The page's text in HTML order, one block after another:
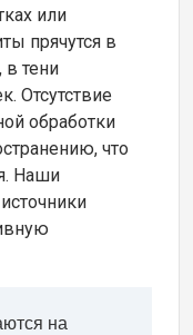
или
прячутся в
тени
Отсутствие
обработки
что
Наши
на